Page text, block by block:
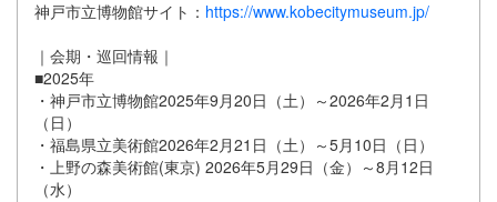
神戸市立博物館サイト： https://www.kobecitymuseum.jp/
｜会期・巡回情報｜
■2025年
・神戸市立博物館2025年9月20日（土）～2026年2月1日
（日）
・福島県立美術館2026年2月21日（土）～5月10日（日）
・上野の森美術館(東京) 2026年5月29日（金）～8月12日
（水）